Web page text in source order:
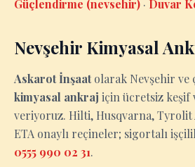
Güçlendirme (nevsehir) · Duvar
Nevşehir Kimyasal
Askarot İnşaatolarak Nevşehir ve
kimyasal ankraj için ücretsiz keşif
veriyoruz. Hilti, Husqvarna, Tyrolit
ETA onaylı reçineler; sigortalı
0555 990 02 31.